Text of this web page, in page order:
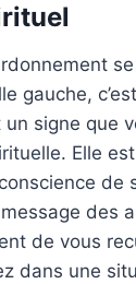
gauche,
signe que
Elle
de
message des
de vous
dans une